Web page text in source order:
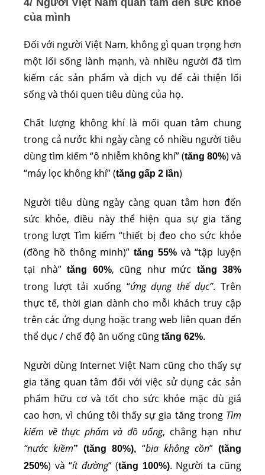
của mình
Đối với người Việt Nam, không gì quan trọng hơn
một lối sống lành mạnh, và nhiều người đã tìm
kiếm các sản phẩm và dịch vụ để cải thiện lối
sống và thói quen tiêu dùng của họ.
Chất lượng không khí là mối quan tâm chung
trong cả nước khi ngày càng có nhiều người tiêu
dùng tìm kiếm “ô nhiễm không khí” (tăng 80%) và
“máy lọc không khí” (tăng gấp 2 lần)
Người tiêu dùng ngày càng quan tâm hơn đến
sức khỏe, điều này thể hiện qua sự gia tăng
trong lượt Tìm kiếm “thiết bị đeo cho sức khỏe
(đồng hồ thông minh)” tăng 55% và “tập luyện
tại nhà” tăng 60%, cũng như mức tăng 38%
trong lượt tải xuống “ứng dụng thể dục”. Trên
thực tế, thời gian dành cho mỗi khách truy cập
trên các ứng dụng hoặc trang web liên quan đến
thể dục / chế độ ăn uống cũng tăng 62%.
Người dùng Internet Việt Nam cũng cho thấy sự
gia tăng quan tâm đối với việc sử dụng các sản
phẩm hữu cơ và tốt cho sức khỏe mặc dù giá
cao hơn, vì chúng tôi thấy sự gia tăng trong Tìm
kiếm về thực phẩm và đồ uống, chẳng hạn như
“nước kiềm” (tăng 80%), “bia không cồn”(tăng
250%) và “ít đường” (tăng 100%). Người ta cũng